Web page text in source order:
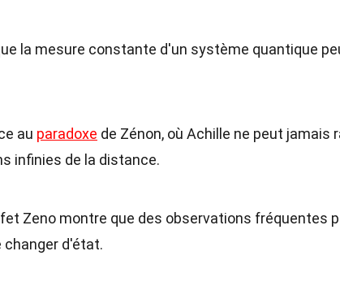
la mesure constante d'un système quantique
au paradoxe de Zénon, où Achille ne peut jamais
infinies de la distance.
Zeno montre que des observations fréquentes
changer d'état.